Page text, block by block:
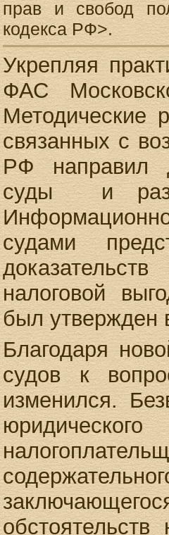
прав и свобод
кодекса РФ>.
Укрепляя
ФАС
Методические
связанных с
РФ направил
суды и
судами
налоговой
был утвержден
Благодаря
судов к
изменился.